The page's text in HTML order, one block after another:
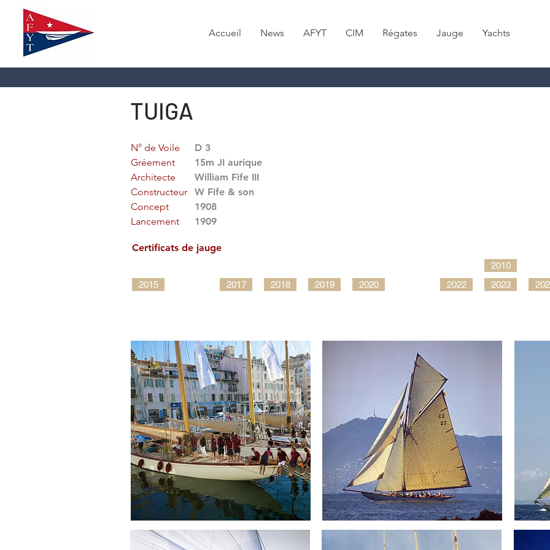
Accueil News AFYT CIM Régates Jauge Yachts
TUIGA
N° de Voile
D 3
Gréement
15m JI aurique
Architecte
William Fife III
Constructeur
W Fife & son
Concept
1908
Lancement
1909
Certificats de jauge
2015 2017 2018 2019 2020 2022
2010
2023